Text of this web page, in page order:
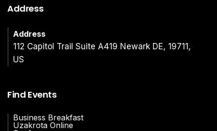
Address
Address
112 Capitol Trail Suite A419 Newark DE, 19711,
US
Find Events
Business Breakfast
Uzakrota Online